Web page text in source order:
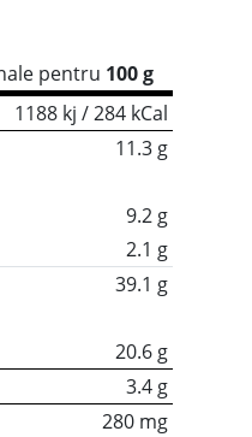
pentru 100 g
1188 kj / 284 kCal
11.3 g
9.2 g
2.1 g
39.1 g
20.6 g
3.4 g
280 mg